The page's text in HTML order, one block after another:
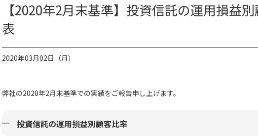
【2020年2月末基準】投資信託の運用損益
表
2020年03月02日（月）
弊社の2020年2月末基準での実績をご報告申し上げます。
投資信託の運用損益別顧客比率